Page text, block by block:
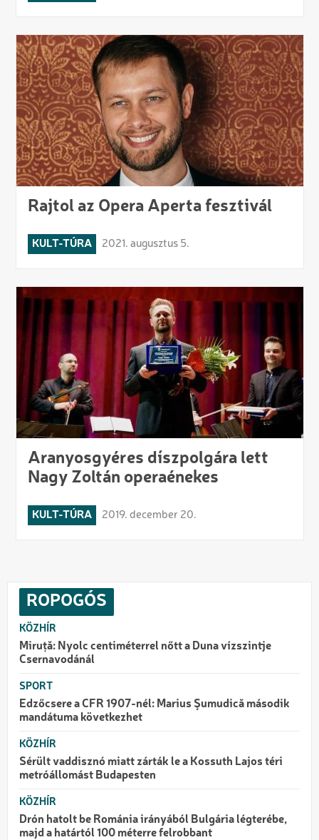
Rajtol az Opera Aperta fesztivál
KULT-TÚRA 2021. augusztus 5.
Aranyosgyéres díszpolgára lett
Nagy Zoltán operaénekes
KULT-TÚRA 2019. december 20.
ROPOGÓS
KÖZHÍR
Miruță: Nyolc centiméterrel nőtt a Duna vízszintje
Csernavodánál
SPORT
Edzőcsere a CFR 1907-nél: Marius Şumudică második
mandátuma következhet
KÖZHÍR
Sérült vaddisznó miatt zárták le a Kossuth Lajos téri
metróállomást Budapesten
KÖZHÍR
Drón hatolt be Románia irányából Bulgária légterébe,
majd a határtól 100 méterre felrobbant